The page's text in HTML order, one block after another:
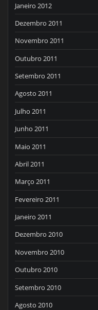
Janeiro 2012
Dezembro 2011
Novembro 2011
Outubro 2011
Setembro 2011
Agosto 2011
Julho 2011
Junho 2011
Maio 2011
Abril 2011
Março 2011
Fevereiro 2011
Janeiro 2011
Dezembro 2010
Novembro 2010
Outubro 2010
Setembro 2010
Agosto 2010